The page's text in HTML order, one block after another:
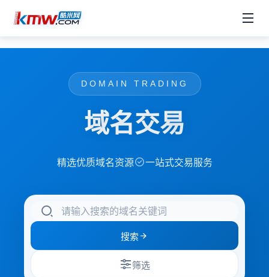
DOMAIN TRADING
域名交易
精选优质域名资源 一站式交易服务
搜索
筛选